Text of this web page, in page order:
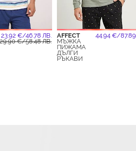
23.92 €/46.78 ЛВ.
29.90 €/58.48 ЛВ.
AFFECT
44.94 €/
МЪЖКА
ПИЖАМА
ДЪЛГИ
РЪКАВИ